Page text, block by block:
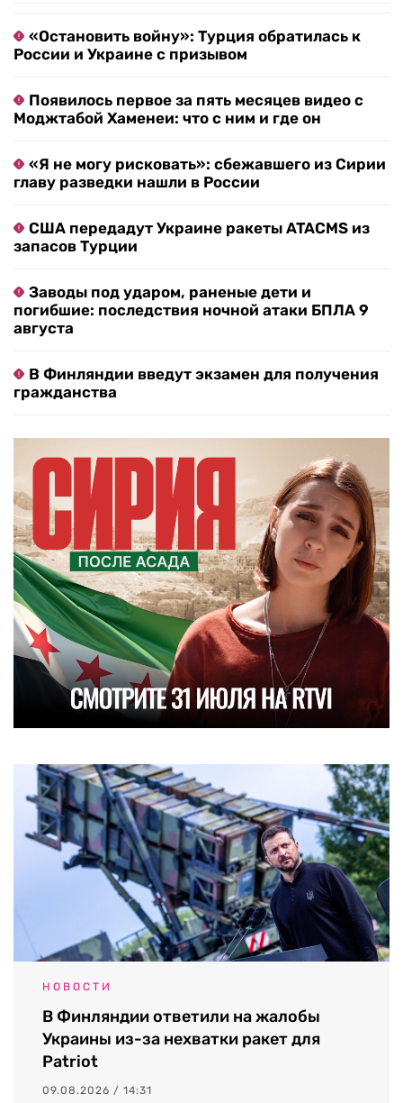
«Остановить войну»: Турция обратилась к
России и Украине с призывом
Появилось первое за пять месяцев видео с
Моджтабой Хаменеи: что с ним и где он
«Я не могу рисковать»: сбежавшего из Сирии
главу разведки нашли в России
США передадут Украине ракеты ATACMS из
запасов Турции
Заводы под ударом, раненые дети и
погибшие: последствия ночной атаки БПЛА 9
августа
В Финляндии введут экзамен для получения
гражданства
НОВОСТИ
В Финляндии ответили на жалобы
Украины из-за нехватки ракет для
Patriot
09.08.2026 / 14:31